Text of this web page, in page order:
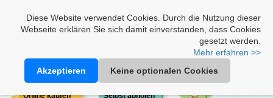
Diese Website verwendet Cookies. Durch die Nutzung dieser
Webseite erklären Sie sich damit einverstanden, dass Cookies
gesetzt werden.
Mehr erfahren >>
Akzeptieren
Keine optionalen Cookies
Online kaufen Selbst abholen